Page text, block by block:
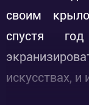
своим
спустя
искусствах, и